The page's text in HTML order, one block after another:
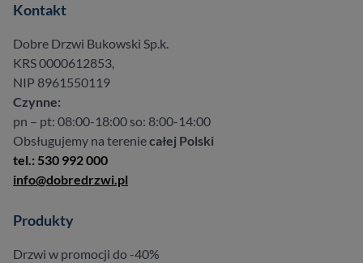
Kontakt
Dobre Drzwi Bukowski Sp.k.
KRS 0000612853,
NIP 8961550119
Czynne:
pn – pt: 08:00-18:00 so: 8:00-14:00
Obsługujemy na tereniecałej Polski
tel.: 530 992 000
info@dobredrzwi.pl
Produkty
Drzwi w promocji do -40%